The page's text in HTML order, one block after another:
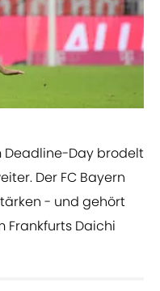
Deadline-Day brodelt
Der FC Bayern
- und gehört
Frankfurts Daichi